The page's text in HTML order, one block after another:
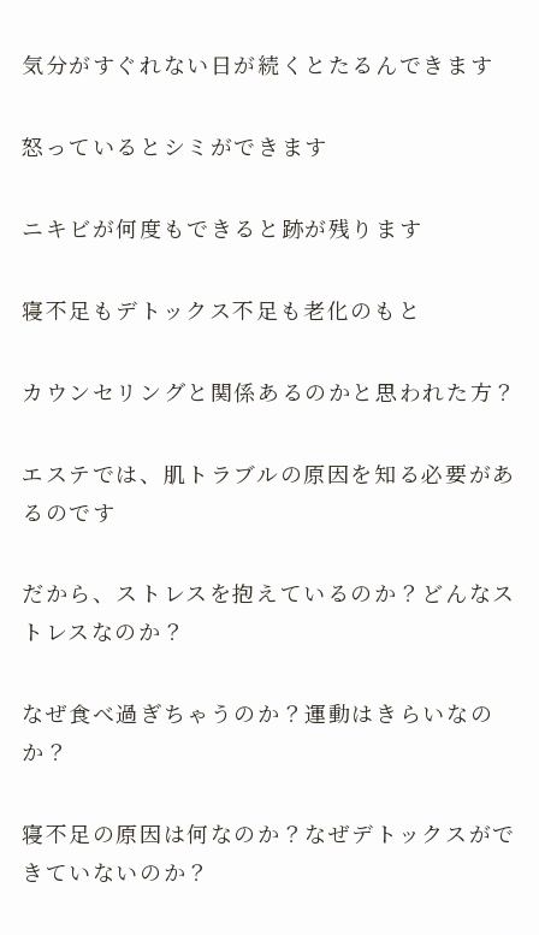
気分がすぐれない日が続くとたるんできます
怒っているとシミができます
ニキビが何度もできると跡が残ります
寝不足もデトックス不足も老化のもと
カウンセリングと関係あるのかと思われた方？
エステでは、肌トラブルの原因を知る必要があ
るのです
だから、ストレスを抱えているのか？どんなス
トレスなのか？
なぜ食べ過ぎちゃうのか？運動はきらいなの
か？
寝不足の原因は何なのか？なぜデトックスがで
きていないのか？